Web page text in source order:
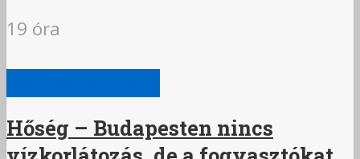
19 óra
Hőség – Budapesten nincs